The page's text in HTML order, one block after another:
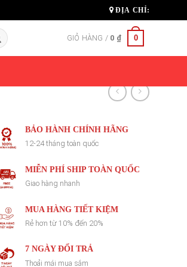
ĐỊA CHỈ:
GIỎ HÀNG / 0 ₫ 0
BẢO HÀNH CHÍNH HÃNG
12-24 tháng toàn quốc
MIỄN PHÍ SHIP TOÀN QUỐC
Giao hàng nhanh
MUA HÀNG TIẾT KIỆM
Rẻ hơn từ 10% đến 20%
7 NGÀY ĐỔI TRẢ
Thoải mái mua sắm